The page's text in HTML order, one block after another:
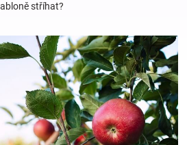
stříhat?